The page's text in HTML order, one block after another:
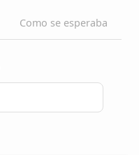
Como se esperaba